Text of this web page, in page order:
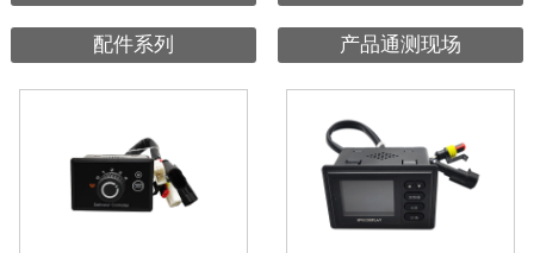
配件系列 产品通测现场